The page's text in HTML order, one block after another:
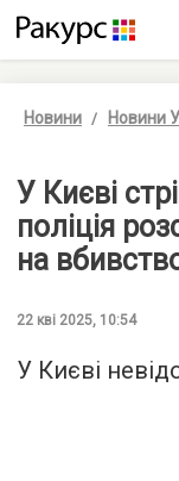
Новини Новини
У Києві
поліція
на
22 кві 2025, 10:54
У Києві